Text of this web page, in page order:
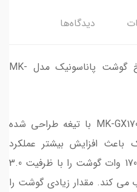
دیدگاه‌ها
چرخ گوشت پاناسونیک مدل MK-
چرخ گوشت پاناسونیک مدل MK-GX1700 با تیغه طراحی شده
باعث افزایش بیشتر عملکرد
آسیاب گوشت می شود. موتور 1700 وات گوشت را با ظرفیت 3.0
می کند. مقدار زیادی گوشت را